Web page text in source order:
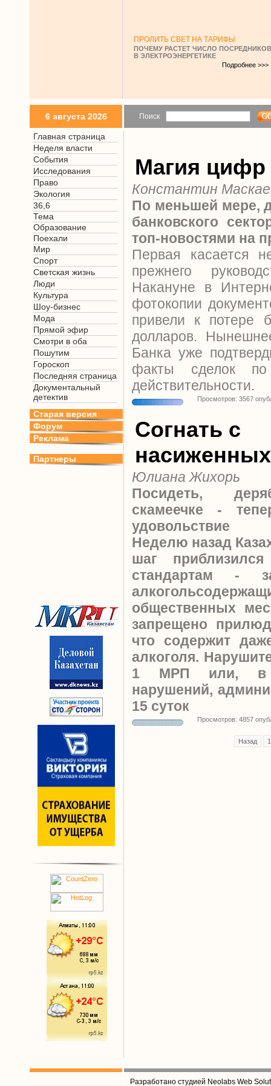
ПРОЛИТЬ СВЕТ НА ТАРИФЫ
ПОЧЕМУ РАСТЕТ ЧИСЛО ПОСРЕДНИКОВ
В ЭЛЕКТРОЭНЕРГЕТИКЕ
Подробнее >>>
6 августа 2026 Поиск
Главная страница
Неделя власти
События
Исследования
Право
Экология
36,6
Тема
Образование
Поехали
Мир
Спорт
Светская жизнь
Люди
Культура
Шоу-бизнес
Мода
Прямой эфир
Смотри в оба
Пошутим
Гороскоп
Последняя страница
Документальный
детектив
Старая версия
Форум
Реклама
Партнеры
Магия цифр
Константин
По меньшей мере,
банковского
топ-новостями на
Первая касается
прежнего
Накануне в
фотокопии
привели к потере
долларов.
Банка уже
факты сделок по
действительности.
Просмотров: 3567
Согнать с
Юлиана Жихорь
Посидеть,
скамеечке -
удовольствие
Неделю назад
шаг
стандартам -
общественных
запрещено
что содержит
алкоголя.
1 МРП или, в
нарушений,
15 суток
Просмотров: 4857
Назад 1
Разработано студией Neolabs Web